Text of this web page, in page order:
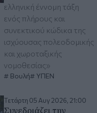
ελληνική έννομη τάξη
ενός πλήρους και
συνεκτικού κώδικα της
ισχύουσας πολεοδομικής
και χωροταξικής
νομοθεσίας»
Βουλή ΥΠΕΝ
Τετάρτη 05 Αυγ 2026, 21:00
Συνεδριάζει την